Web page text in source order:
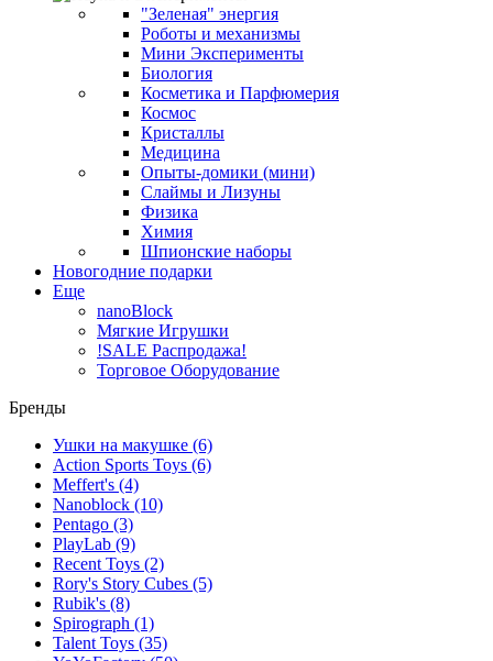
"Зеленая" энергия
Роботы и механизмы
Мини Эксперименты
Биология
Косметика и Парфюмерия
Космос
Кристаллы
Медицина
Опыты-домики (мини)
Слаймы и Лизуны
Физика
Химия
Шпионские наборы
Новогодние подарки
Еще
nanoBlock
Мягкие Игрушки
!SALE Распродажа!
Торговое Оборудование
Бренды
Ушки на макушке (6)
Action Sports Toys (6)
Meffert's (4)
Nanoblock (10)
Pentago (3)
PlayLab (9)
Recent Toys (2)
Rory's Story Cubes (5)
Rubik's (8)
Spirograph (1)
Talent Toys (35)